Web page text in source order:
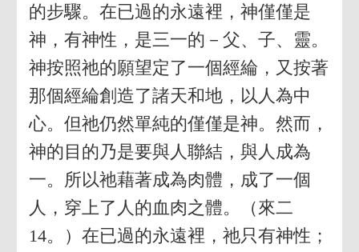
的步驟。在已過的永遠裡，神僅僅是
神，有神性，是三一的－父、子、靈。
神按照祂的願望定了一個經綸，又按著
那個經綸創造了諸天和地，以人為中
心。但祂仍然單純的僅僅是神。然而，
神的目的乃是要與人聯結，與人成為
一。所以祂藉著成為肉體，成了一個
人，穿上了人的血肉之體。（來二
14。）在已過的永遠裡，祂只有神性；